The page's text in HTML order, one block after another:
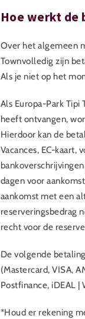
Hoe werkt de
Over het algemeen
Townvolledig zijn
Als je niet op het
Als Europa-Park
heeft ontvangen,
Hierdoor kan de
Vacances, EC-kaart,
dagen voor
aankomst met een
reserveringsbedrag
recht voor de
De volgende
(Mastercard, VISA,
Postfinance, iDEAL |
*Houd er rekening